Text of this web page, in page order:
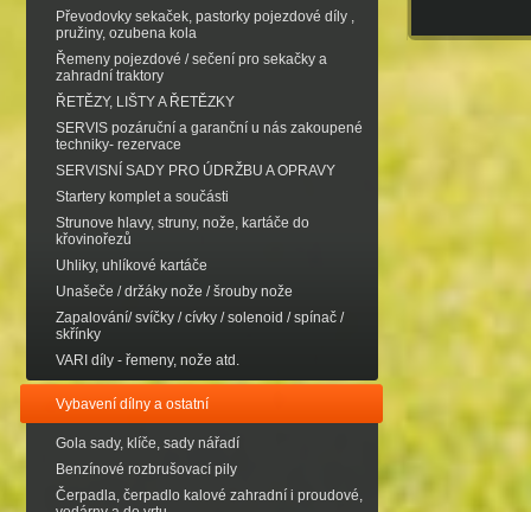
Převodovky sekaček, pastorky pojezdové díly ,
pružiny, ozubena kola
Řemeny pojezdové / sečení pro sekačky a
zahradní traktory
ŘETĚZY, LIŠTY A ŘETĚZKY
SERVIS pozáruční a garanční u nás zakoupené
techniky- rezervace
SERVISNÍ SADY PRO ÚDRŽBU A OPRAVY
Startery komplet a součásti
Strunove hlavy, struny, nože, kartáče do
křovinořezů
Uhliky, uhlíkové kartáče
Unašeče / držáky nože / šrouby nože
Zapalování/ svíčky / cívky / solenoid / spínač /
skřínky
VARI díly - řemeny, nože atd.
Vybavení dílny a ostatní
Gola sady, klíče, sady nářadí
Benzínové rozbrušovací pily
Čerpadla, čerpadlo kalové zahradní i proudové,